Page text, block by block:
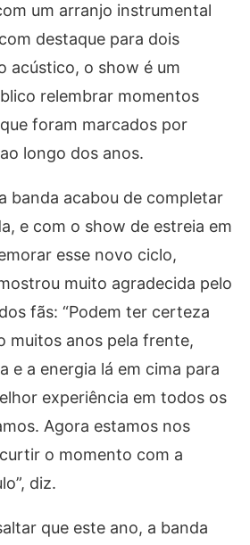
um arranjo instrumental
destaque para dois
acústico, o show é um
relembrar momentos
foram marcados por
longo dos anos.
banda acabou de completar
e com o show de estreia em
esse novo ciclo,
muito agradecida pelo
fãs: “Podem ter certeza
muitos anos pela frente,
e a energia lá em cima para
experiência em todos os
Agora estamos nos
o momento com a
diz.
que este ano, a banda